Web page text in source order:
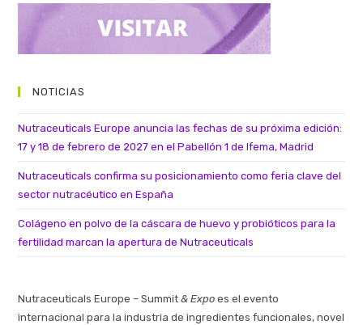
NOTICIAS
Nutraceuticals Europe anuncia las fechas de su próxima edición:
17 y 18 de febrero de 2027 en el Pabellón 1 de Ifema, Madrid
Nutraceuticals confirma su posicionamiento como feria clave del
sector nutracéutico en España
Colágeno en polvo de la cáscara de huevo y probióticos para la
fertilidad marcan la apertura de Nutraceuticals
Nutraceuticals Europe – Summit& Expo es el evento
internacional para la industria de ingredientes funcionales, novel